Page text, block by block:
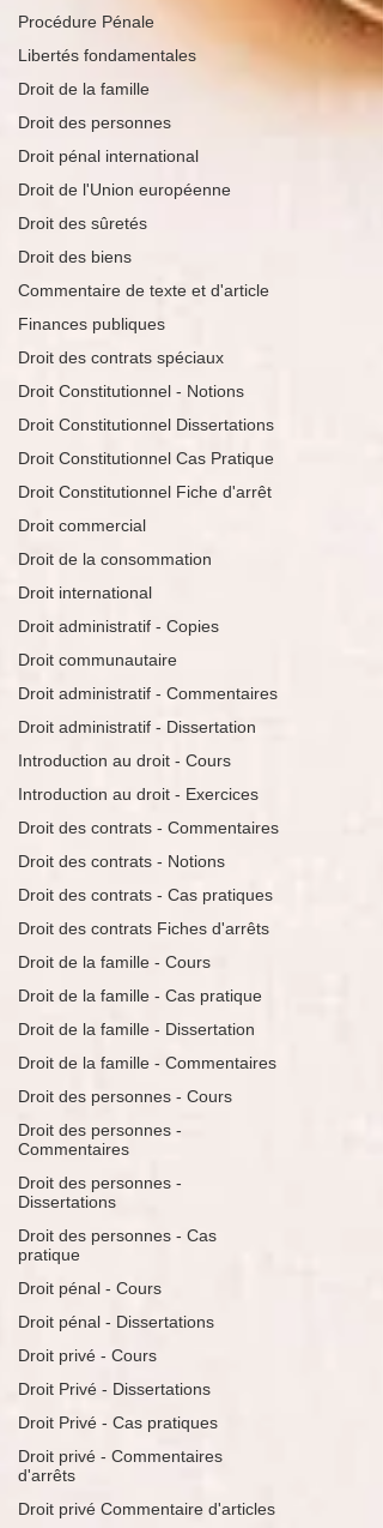
Procédure Pénale
Libertés fondamentales
Droit de la famille
Droit des personnes
Droit pénal international
Droit de l'Union européenne
Droit des sûretés
Droit des biens
Commentaire de texte et d'article
Finances publiques
Droit des contrats spéciaux
Droit Constitutionnel - Notions
Droit Constitutionnel Dissertations
Droit Constitutionnel Cas Pratique
Droit Constitutionnel Fiche d'arrêt
Droit commercial
Droit de la consommation
Droit international
Droit administratif - Copies
Droit communautaire
Droit administratif - Commentaires
Droit administratif - Dissertation
Introduction au droit - Cours
Introduction au droit - Exercices
Droit des contrats - Commentaires
Droit des contrats - Notions
Droit des contrats - Cas pratiques
Droit des contrats Fiches d'arrêts
Droit de la famille - Cours
Droit de la famille - Cas pratique
Droit de la famille - Dissertation
Droit de la famille - Commentaires
Droit des personnes - Cours
Droit des personnes -
Commentaires
Droit des personnes -
Dissertations
Droit des personnes - Cas
pratique
Droit pénal - Cours
Droit pénal - Dissertations
Droit privé - Cours
Droit Privé - Dissertations
Droit Privé - Cas pratiques
Droit privé - Commentaires
d'arrêts
Droit privé Commentaire d'articles